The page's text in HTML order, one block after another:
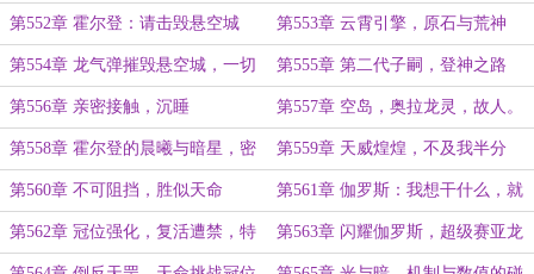
的异变
第552章 霍尔登：请击毁悬空城 第553章 云霄引擎，原石与荒神
第554章 龙气弹摧毁悬空城，一切
正在欣欣向荣（求月票）
第555章 第二代子嗣，登神之路
第556章 亲密接触，沉睡 第557章 空岛，奥拉龙灵，故人。
第558章 霍尔登的晨曦与暗星，密
谋
第559章 天威煌煌，不及我半分
第560章 不可阻挡，胜似天命 第561章 伽罗斯：我想干什么，就
干什么！
第562章 冠位强化，复活遭禁，特 第563章 闪耀伽罗斯，超级赛亚龙